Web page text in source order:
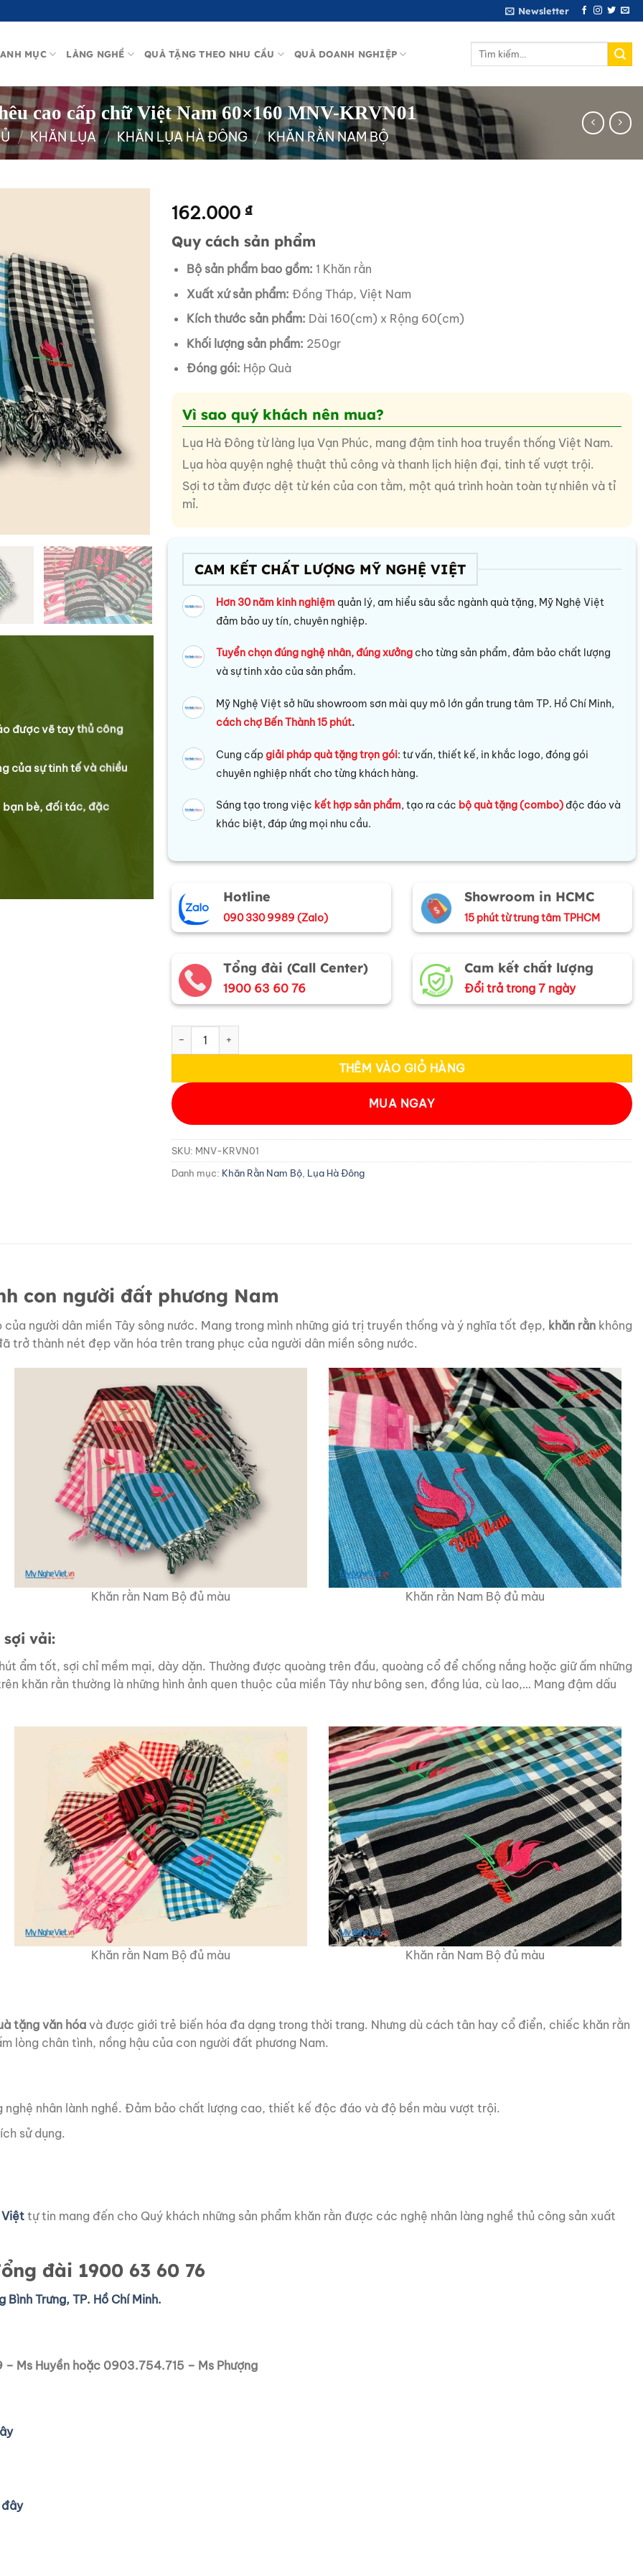
Newsletter
MỤC LÀNG NGHỀ QUÀ TẶNG THEO NHU CẦU QUÀ DOANH NGHIỆP
Tìm
cao cấp chữ Việt Nam 60×160 MNV-KRVN01
/ KHĂN LỤA / KHĂN LỤA HÀ ĐÔNG / KHĂN RẰN NAM BỘ
được vẽ tay thủ công
của sự tinh tế và chiều
bạn bè, đối tác, đặc
162.000 ₫
Quy cách sản phẩm
Bộ sản phẩm bao gồm: 1 Khăn rằn
Xuất xứ sản phẩm: Đồng Tháp, Việt Nam
Kích thước sản phẩm: Dài 160(cm) x Rộng 60(cm)
Khối lượng sản phẩm: 250gr
Đóng gói: Hộp Quà
Vì sao quý khách nên mua?
Lụa Hà Đông từ làng lụa Vạn Phúc, mang đậm tinh hoa truyền thống Việt Nam.
Lụa hòa quyện nghệ thuật thủ công và thanh lịch hiện đại, tinh tế vượt trội.
Sợi tơ tằm được dệt từ kén của con tằm, một quá trình hoàn toàn tự nhiên và tỉ
mỉ.
CAM KẾT CHẤT LƯỢNG MỸ NGHỆ VIỆT
Hơn 30 năm kinh nghiệm quản lý, am hiểu sâu sắc ngành quà tặng, Mỹ Nghệ Việt
đảm bảo uy tín, chuyên nghiệp.
Tuyển chọn đúng nghệ nhân, đúng xưởng cho từng sản phẩm, đảm bảo chất lượng
và sự tinh xảo của sản phẩm.
Mỹ Nghệ Việt sở hữu showroom sơn mài quy mô lớn gần trung tâm TP. Hồ Chí Minh,
cách chợ Bến Thành 15 phút.
Cung cấpgiải pháp quà tặng trọn gói: tư vấn, thiết kế, in khắc logo, đóng gói
chuyên nghiệp nhất cho từng khách hàng.
Sáng tạo trong việc kết hợp sản phẩm, tạo ra các bộ quà tặng (combo) độc đáo và
khác biệt, đáp ứng mọi nhu cầu.
Hotline
090 330 9989 (Zalo)
Showroom in HCMC
15 phút từ trung tâm TPHCM
Tổng đài (Call Center)
1900 63 60 76
Cam kết chất lượng
Đổi trả trong 7 ngày
THÊM VÀO GIỎ HÀNG
MUA NGAY
SKU: MNV-KRVN01
Danh mục: Khăn Rằn Nam Bộ, Lụa Hà Đông
con người đất phương Nam
người dân miền Tây sông nước. Mang trong mình những giá trị truyền thống và ý nghĩa tốt đẹp, khăn rằn không
trở thành nét đẹp văn hóa trên trang phục của người dân miền sông nước.
Khăn rằn Nam Bộ đủ màu Khăn rằn Nam Bộ đủ màu
vải:
ẩm tốt, sợi chỉ mềm mại, dày dặn. Thường được quoàng trên đầu, quoàng cổ để chống nắng hoặc giữ ấm những
khăn rằn thường là những hình ảnh quen thuộc của miền Tây như bông sen, đồng lúa, cù lao,… Mang đậm dấu
Khăn rằn Nam Bộ đủ màu Khăn rằn Nam Bộ đủ màu
tặng văn hóa và được giới trẻ biến hóa đa dạng trong thời trang. Nhưng dù cách tân hay cổ điển, chiếc khăn rằn
lòng chân tình, nồng hậu của con người đất phương Nam.
nhân lành nghề. Đảm bảo chất lượng cao, thiết kế độc đáo và độ bền màu vượt trội.
sử dụng.
Việttự tin mang đến cho Quý khách những sản phẩm khăn rằn được các nghệ nhân làng nghề thủ công sản xuất
đài 1900 63 60 76
Bình Trưng, TP. Hồ Chí Minh.
Ms Huyền hoặc 0903.754.715 – Ms Phượng